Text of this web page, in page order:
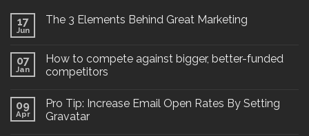
17
Jun
The 3 Elements Behind Great Marketing
07
Jan
How to compete against bigger, better-funded
competitors
09
Apr
Pro Tip: Increase Email Open Rates By Setting
Gravatar